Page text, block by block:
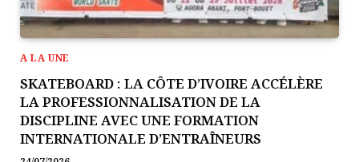
A LA UNE
SKATEBOARD : LA CÔTE D’IVOIRE ACCÉLÈRE
LA PROFESSIONNALISATION DE LA
DISCIPLINE AVEC UNE FORMATION
INTERNATIONALE D’ENTRAÎNEURS